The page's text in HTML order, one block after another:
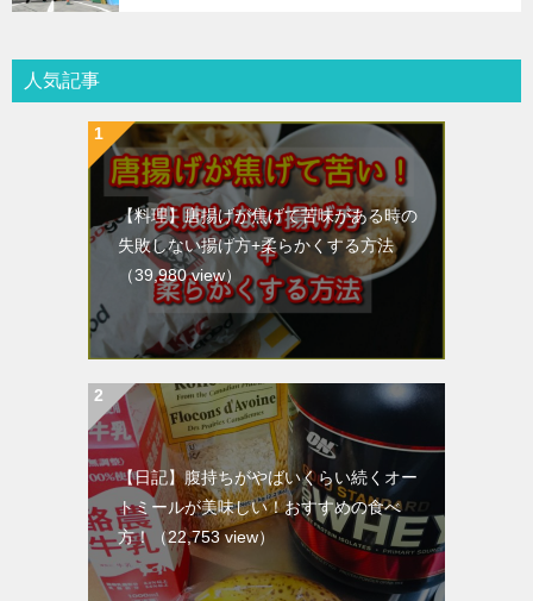
人気記事
【料理】唐揚げが焦げて苦味がある時の
失敗しない揚げ方+柔らかくする方法
（39,980 view）
【日記】腹持ちがやばいくらい続くオー
トミールが美味しい！おすすめの食べ
方！
（22,753 view）